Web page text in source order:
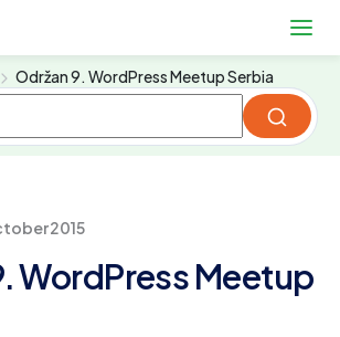
Održan 9. WordPress Meetup Serbia
2015
WordPress Meetup